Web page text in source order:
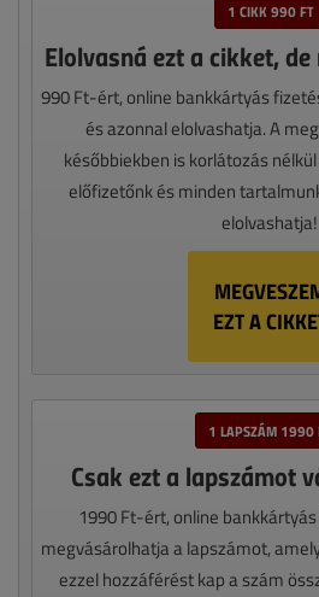
1 CIKK 990 FT
Elolvasná ezt a cikket,
990 Ft-ért, online bankkártyás
és azonnal elolvashatja. A
későbbiekben is korlátozás
előfizetőnk és minden
elolvashatja!
EZT A
1 LAPSZÁM 1990
Csak ezt a lapszámot
1990 Ft-ért, online
megvásárolhatja a lapszámot,
ezzel hozzáférést kap a szám